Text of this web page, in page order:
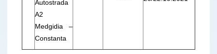
Autostrada
A2
Medgidia –
Constanta